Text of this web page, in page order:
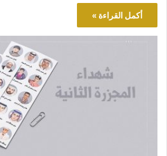
أكمل القراءة »